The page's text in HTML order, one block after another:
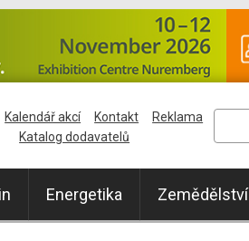
Energetika Zemědělství
Kalendář akcí Kontakt
Reklama
Katalog dodavatelů